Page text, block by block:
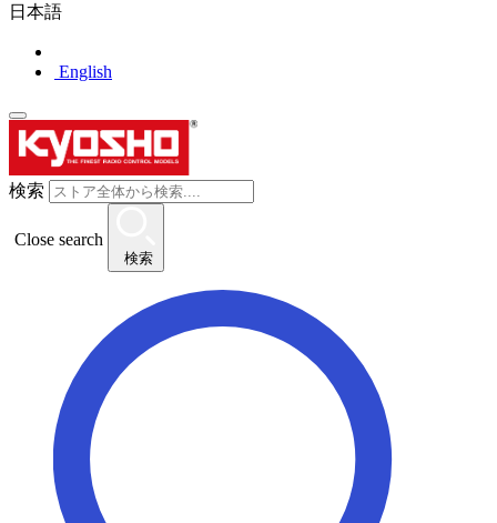
日本語
English
検索
Close search
検索